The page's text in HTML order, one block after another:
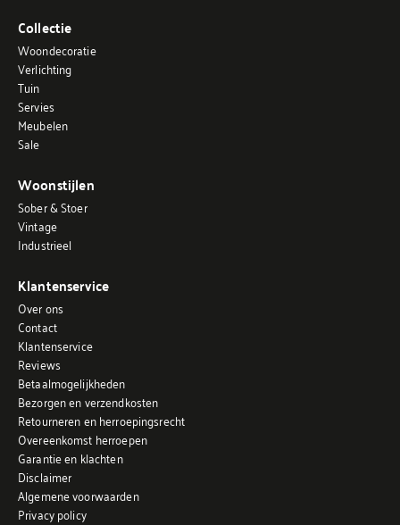
Collectie
Woondecoratie
Verlichting
Tuin
Servies
Meubelen
Sale
Woonstijlen
Sober & Stoer
Vintage
Industrieel
Klantenservice
Over ons
Contact
Klantenservice
Reviews
Betaalmogelijkheden
Bezorgen en verzendkosten
Retourneren en herroepingsrecht
Overeenkomst herroepen
Garantie en klachten
Disclaimer
Algemene voorwaarden
Privacy policy